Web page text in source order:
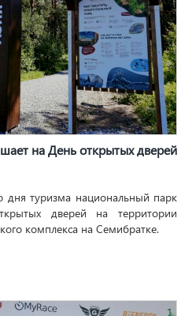
на День открытых дверей
дня туризма национальный парк
дверей на территории
комплекса на Семибратке.